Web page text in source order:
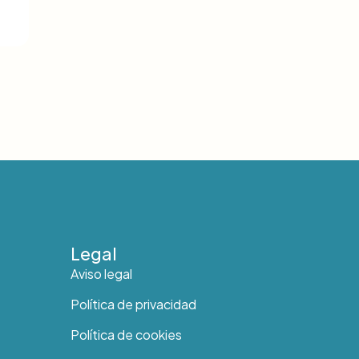
Legal
Aviso legal
Política de privacidad
Política de cookies